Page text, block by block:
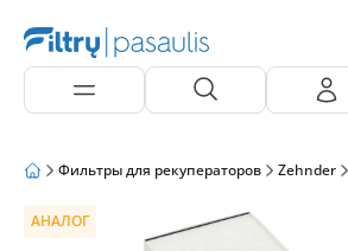
Фильтры для рекуператоров Zehnder
АНАЛОГ